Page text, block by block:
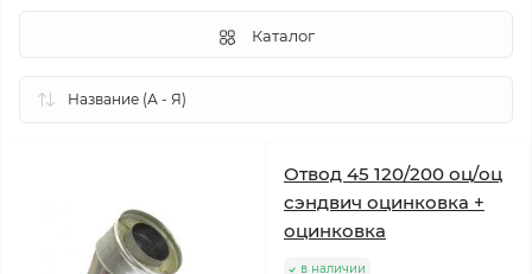
Каталог
Отвод 45 120/200 оц/оц
сэндвич оцинковка +
оцинковка
в наличии